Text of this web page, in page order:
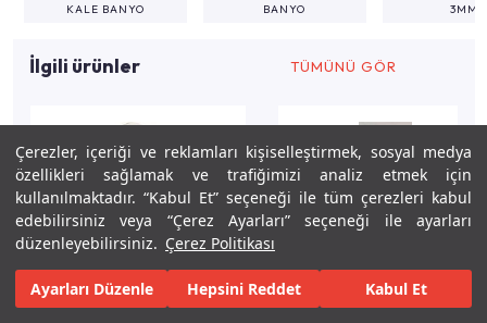
Çerezler, içeriği ve reklamları kişiselleştirmek, sosyal medya
özellikleri sağlamak ve trafiğimizi analiz etmek için
kullanılmaktadır. “Kabul Et” seçeneği ile tüm çerezleri kabul
edebilirsiniz veya “Çerez Ayarları” seçeneği ile ayarları
düzenleyebilirsiniz. Çerez Politikası
Ayarları Düzenle Hepsini Reddet Kabul Et
KALE BANYO BANYO 3MM
İlgili ürünler TÜMÜNÜ GÖR
Keşfet Tasarla Gerçekleştir